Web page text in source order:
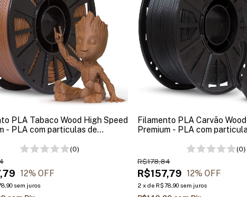
PLA Tabaco Wood High Speed
- PLA com particulas de
(0)
12% OFF
sem juros
Filamento PLA Carvão
Premium - PLA com
(0)
R$157,79
R$178,84
12% OFF
2 x de R$78,90 sem juros